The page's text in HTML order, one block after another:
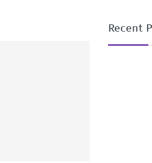
Recent